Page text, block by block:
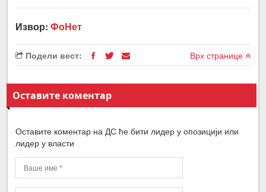
Извор:ФоНет
Подели вест: Врх странице
Оставите коментар
Оставите коментар на ДС ће бити лидер у опозицији или
лидер у власти